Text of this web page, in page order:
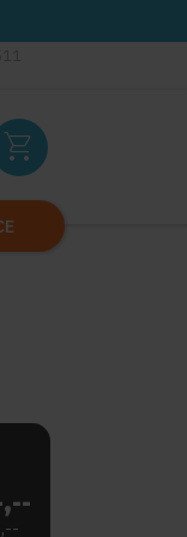
shopping_cart